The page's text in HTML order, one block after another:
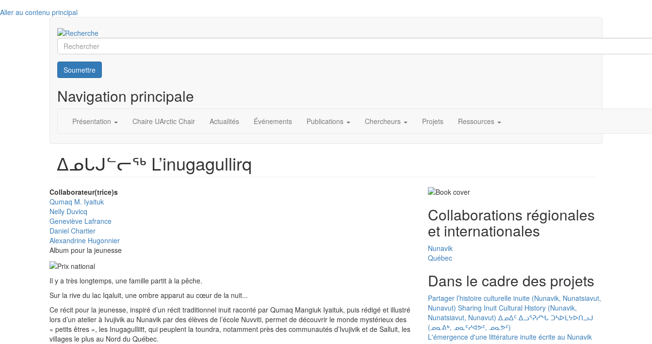
Aller au contenu principal
Rechercher
Soumettre
Navigation principale
Présentation Chaire UArctic Chair Actualités Événements Publications Chercheurs Projets Ressources
ᐃᓄᒐᒍᓪᓕᖅ L’inugagullirq
Collaborateur(trice)s
Qumaq M. Iyaituk
Nelly Duvicq
Geneviève Lafrance
Daniel Chartier
Alexandrine Hugonnier
Album pour la jeunesse
Il y a très longtemps, une famille partit à la pêche.
Sur la rive du lac Iqaluit, une ombre apparut au cœur de la nuit...
Ce récit pour la jeunesse, inspiré d’un récit traditionnel inuit raconté par Qumaq Mangiuk Iyaituk, puis rédigé et illustré
lors d’un atelier à Ivujivik au Nunavik par des élèves de l’école Nuvviti, permet de découvrir le monde mystérieux des
« petits êtres », les Inugagulliitt, qui peuplent la toundra, notamment près des communautés d’Ivujivik et de Salluit, les
villages le plus au Nord du Québec.
Collaborations régionales
et internationales
Nunavik
Québec
Dans le cadre des projets
Partager l’histoire culturelle inuite (Nunavik, Nunatsiavut,
Nunavut) Sharing Inuit Cultural History (Nunavik,
Nunatsiavut, Nunavut) ᐃᓄᐃᑦ ᐃᓗᕐᕈᓯᖓ ᑐᓴᐅᒪᔭᐅᑎᓗᒍ
(ᓄᓇᕕᒃ, ᓄᓇᑦᓯᐊᕗᑦ, ᓄᓇᕗᑦ)
L'émergence d'une littérature inuite écrite au Nunavik